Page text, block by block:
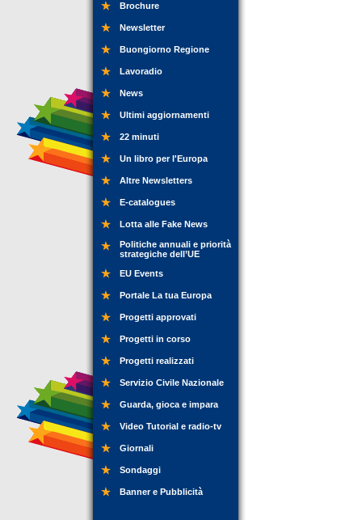
Brochure
Newsletter
Buongiorno Regione
Lavoradio
News
Ultimi aggiornamenti
22 minuti
Un libro per l'Europa
Altre Newsletters
E-catalogues
Lotta alle Fake News
Politiche annuali e priorità
strategiche dell’UE
EU Events
Portale La tua Europa
Progetti approvati
Progetti in corso
Progetti realizzati
Servizio Civile Nazionale
Guarda, gioca e impara
Video Tutorial e radio-tv
Giornali
Sondaggi
Banner e Pubblicità